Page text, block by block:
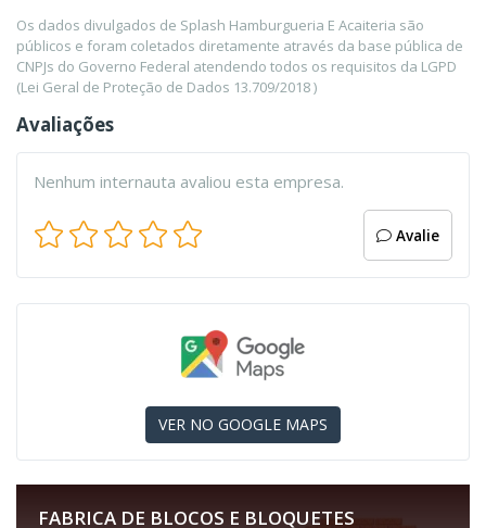
Os dados divulgados de Splash Hamburgueria E Acaiteria são
públicos e foram coletados diretamente através da base pública de
CNPJs do Governo Federal atendendo todos os requisitos da LGPD
(Lei Geral de Proteção de Dados 13.709/2018 )
Avaliações
Nenhum internauta avaliou esta empresa.
Avalie
VER NO GOOGLE MAPS
FABRICA DE BLOCOS E BLOQUETES